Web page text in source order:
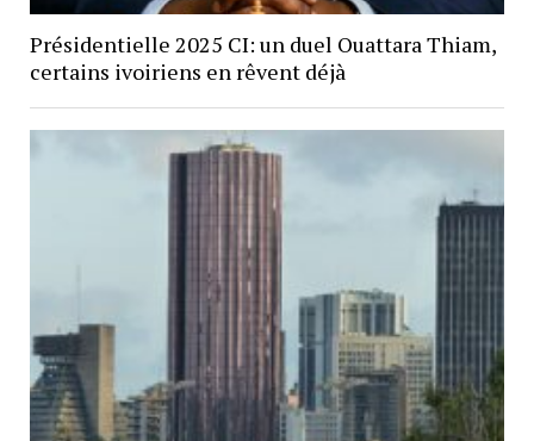
Présidentielle 2025 CI: un duel Ouattara Thiam,
certains ivoiriens en rêvent déjà